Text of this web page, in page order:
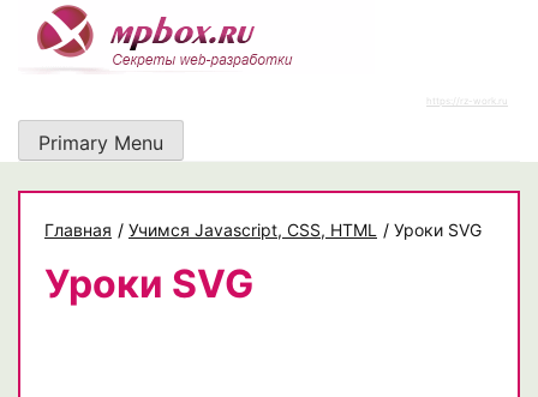
content
https://rz-work.ru
Primary Menu
Главная / Учимся Javascript, CSS, HTML / Уроки SVG
Уроки SVG